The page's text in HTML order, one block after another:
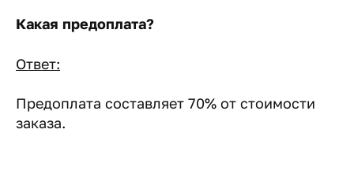
Какая предоплата?
Ответ:
Предоплата составляет 70% от стоимости
заказа.